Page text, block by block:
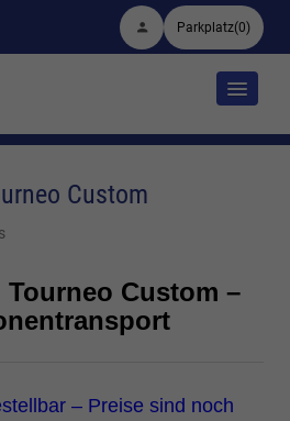
Parkplatz(0)
Custom
Custom –
– Preise sind noch